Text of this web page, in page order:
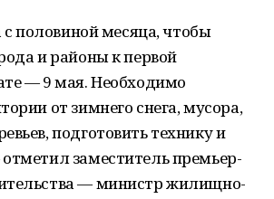
с половиной месяца, чтобы
и районы к первой
— 9 мая. Необходимо
от зимнего снега, мусора,
подготовить технику и
заместитель премьер-
— министр жилищно-